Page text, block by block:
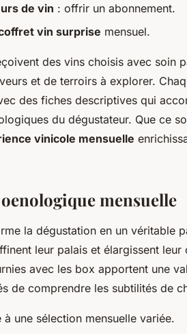
de vin : offrir un abonnement.
vin surprise mensuel.
des vins choisis avec soin
et de terroirs à explorer.
des fiches descriptives qui
du dégustateur. Que ce
vinicole mensuelle
mensuelle
la dégustation en un véritable
leur palais et élargissent leur
avec les box apportent une
de comprendre les subtilités de
à une sélection mensuelle variée.